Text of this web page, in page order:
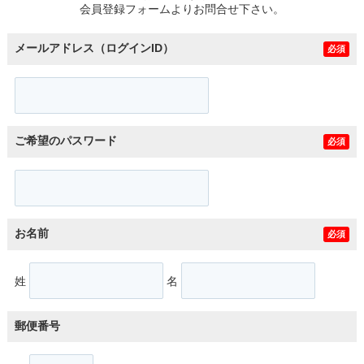
会員登録フォームよりお問合せ下さい。
メールアドレス（ログインID） 必須
ご希望のパスワード 必須
お名前 必須
姓 名
郵便番号